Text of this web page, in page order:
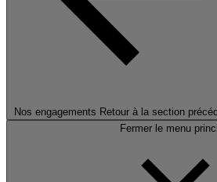
Nos engagements Retour à la section
Fermer le menu